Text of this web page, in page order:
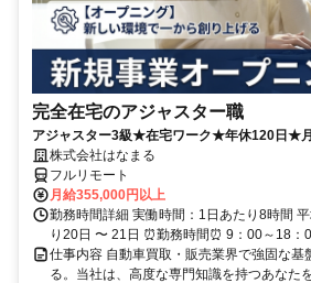
完全在宅のアジャスター職
アジャスター3級★在宅ワーク★年休120日★
株式会社はなまる
フルリモート
月給355,000円以上
勤務時間詳細 実働時間：1日あたり8時間
り20日 〜 21日 ⏰勤務時間⏰ 9：00～18：
仕事内容 自動車買取・販売業界で強固な基
る。当社は、高度な専門知識を持つあなた